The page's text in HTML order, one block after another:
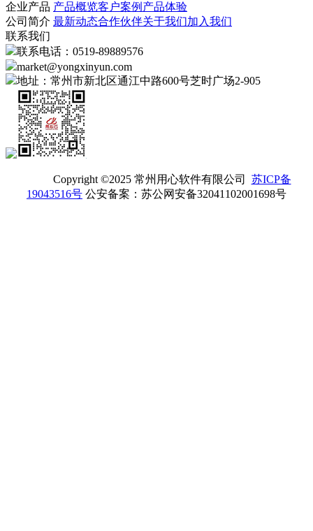
企业产品 产品概览客户案例 产品体验
公司简介 最新动态合作伙伴关于我们加入我们
联系我们
联系电话：0519-89889576
market@yongxinyun.com
地址：常州市新北区通江中路600号芝时广场2-905
Copyright ©2025 常州用心软件有限公司 苏ICP备
19043516号 公安备案：苏公网安备32041102001698号